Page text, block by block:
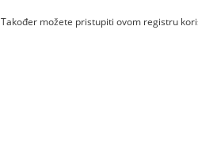
Također možete pristupiti ovom registru